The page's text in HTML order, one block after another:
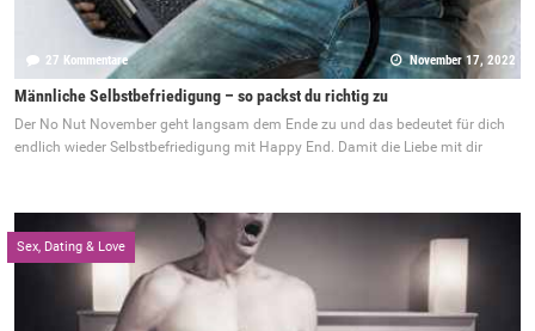
27 Kommentare November 17, 2022
Männliche Selbstbefriedigung – so packst du richtig zu
Der No Nut November geht langsam dem Ende zu und das bedeutet für dich
endlich wieder Selbstbefriedigung mit Happy End. Damit die Liebe mit dir
Sex, Dating & Love